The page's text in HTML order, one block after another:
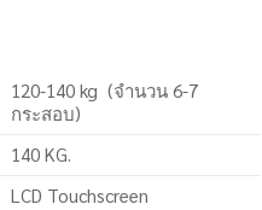
120-140 kg (จำนวน 6-7
กระสอบ)
140 KG.
LCD Touchscreen